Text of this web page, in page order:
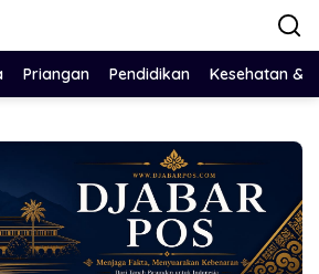
Priangan Pendidikan Kesehatan &